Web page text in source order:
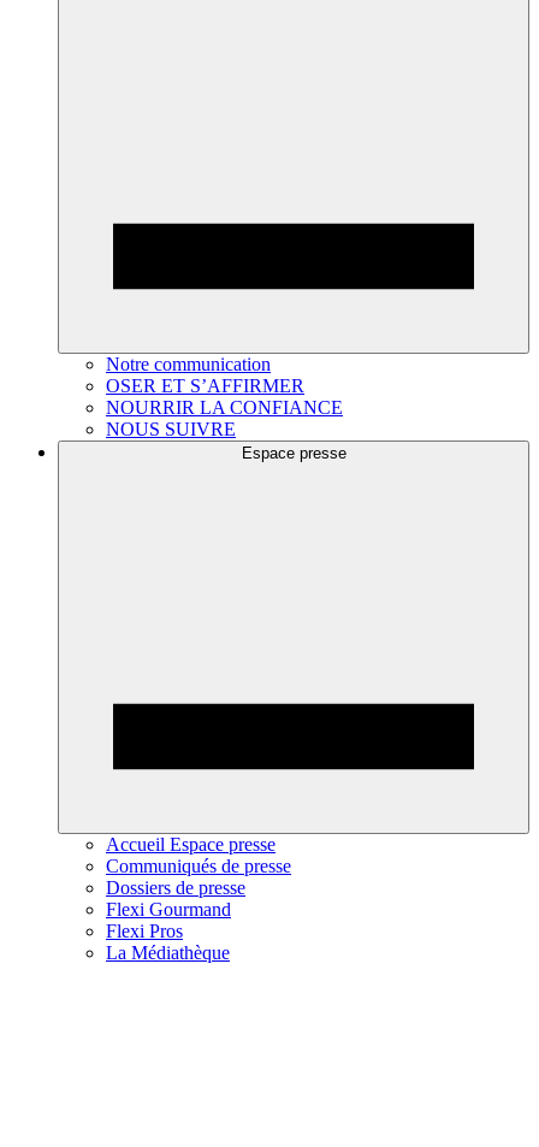
Notre communication
OSER ET S’AFFIRMER
NOURRIR LA CONFIANCE
NOUS SUIVRE
Espace presse
Accueil Espace presse
Communiqués de presse
Dossiers de presse
Flexi Gourmand
Flexi Pros
La Médiathèque